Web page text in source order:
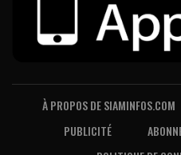
À PROPOS DE SIAMINFOS.COM
PUBLICITÉ